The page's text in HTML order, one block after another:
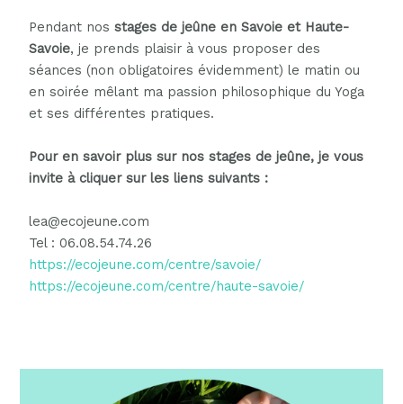
Pendant nos stages de jeûne en Savoie et Haute-
Savoie, je prends plaisir à vous proposer des
séances (non obligatoires évidemment) le matin ou
en soirée mêlant ma passion philosophique du Yoga
et ses différentes pratiques.
Pour en savoir plus sur nos stages de jeûne, je vous
invite à cliquer sur les liens suivants :
lea@ecojeune.com
Tel : 06.08.54.74.26
https://ecojeune.com/centre/savoie/
https://ecojeune.com/centre/haute-savoie/